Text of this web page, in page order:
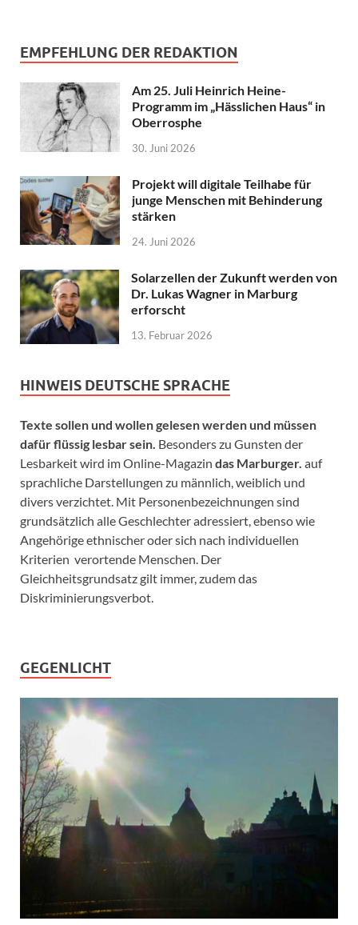
EMPFEHLUNG DER REDAKTION
Am 25. Juli Heinrich Heine-
Programm im „Hässlichen Haus“ in
Oberrosphe
30. Juni 2026
Projekt will digitale Teilhabe für
junge Menschen mit Behinderung
stärken
24. Juni 2026
Solarzellen der Zukunft werden von
Dr. Lukas Wagner in Marburg
erforscht
13. Februar 2026
HINWEIS DEUTSCHE SPRACHE
Texte sollen und wollen gelesen werden und müssen
dafür flüssig lesbar sein. Besonders zu Gunsten der
Lesbarkeit wird im Online-Magazin das Marburger. auf
sprachliche Darstellungen zu männlich, weiblich und
divers verzichtet. Mit Personenbezeichnungen sind
grundsätzlich alle Geschlechter adressiert, ebenso wie
Angehörige ethnischer oder sich nach individuellen
Kriterien verortende Menschen. Der
Gleichheitsgrundsatz gilt immer, zudem das
Diskriminierungsverbot.
GEGENLICHT